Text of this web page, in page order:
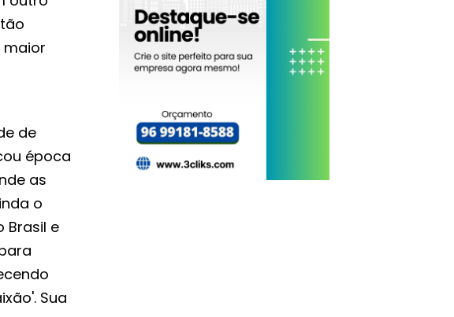
maior
de
época
as
o
Brasil e
Sua